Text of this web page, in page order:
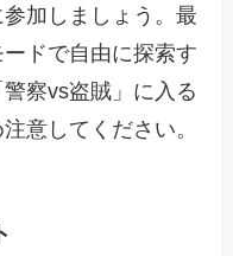
加しましょう。最
ドで自由に探索す
察vs盗賊」に入る
意してください。